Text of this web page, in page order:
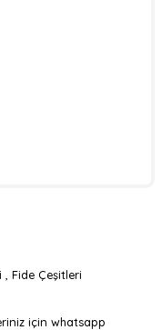
Fide Çeşitleri
için whatsapp